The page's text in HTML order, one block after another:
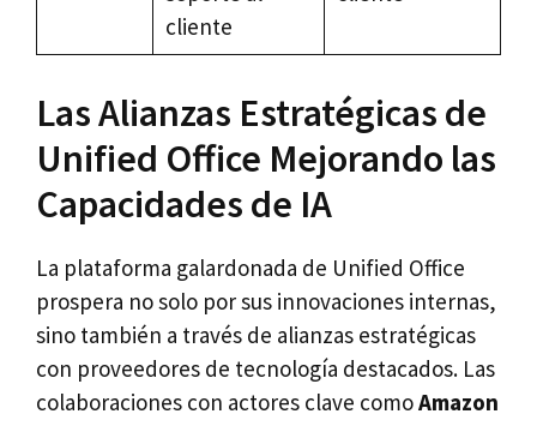
cliente
Las Alianzas Estratégicas de
Unified Office Mejorando las
Capacidades de IA
La plataforma galardonada de Unified Office
prospera no solo por sus innovaciones internas,
sino también a través de alianzas estratégicas
con proveedores de tecnología destacados. Las
colaboraciones con actores clave comoAmazon